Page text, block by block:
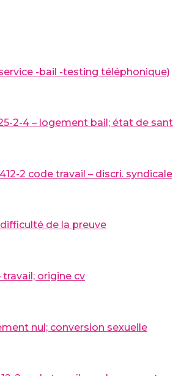
-bail -testing téléphonique)
2-4 – logement bail; état de
2 code travail – discri.
difficulté de la preuve
travail; origine cv
nul; conversion sexuelle